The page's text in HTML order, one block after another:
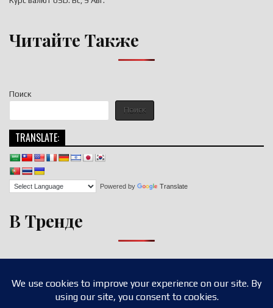
Поиск
Поиск
TRANSLATE:
Powered by Translate
В Тренде
Читайте Также
Design by ThemesDNA.com